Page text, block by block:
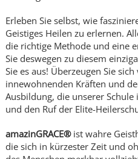
Erleben Sie selbst, wie
Geistiges Heilen zu erlernen.
die richtige Methode und eine
Sie deswegen zu diesem
Sie es aus! Überzeugen Sie
innewohnenden Kräften und
Ausbildung, die unserer
und den Ruf der Elite-
amazinGRACE®ist wahre
die sich in kürzester Zeit und